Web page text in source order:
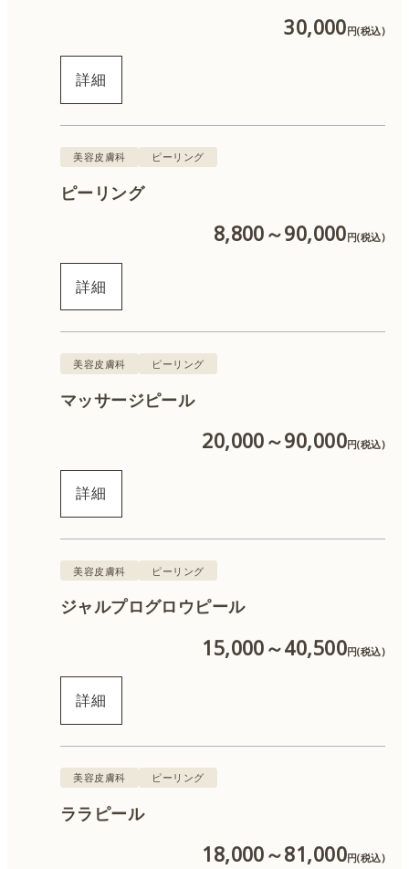
ヒアルロン酸
QスイッチYAGレーザー
CO2レーザー
サーマジェン
ハイドラジェントル
ピーリング
ケアシス
ダイエット・痩身
30,000円(税込)
詳細
美容皮膚科 ピーリング
ピーリング
8,800～90,000 円(税込)
詳細
美容皮膚科 ピーリング
マッサージピール
20,000～90,000円(税込)
詳細
美容皮膚科 ピーリング
ジャルプログロウピール
15,000～40,500円(税込)
詳細
美容皮膚科 ピーリング
ララピール
18,000～81,000円(税込)